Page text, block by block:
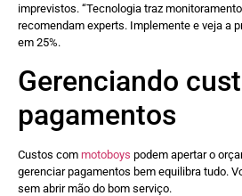
imprevistos. “Tecnologia traz
recomendam experts. Implemente e veja a
em 25%.
Gerenciando
pagamentos
Custos com motoboys podem apertar o
gerenciar pagamentos bem equilibra tudo.
sem abrir mão do bom serviço.